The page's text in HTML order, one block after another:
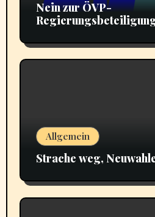
Nein zur ÖVP-
Allgemein
Strache weg,